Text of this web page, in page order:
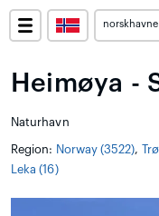
Heimøya -
Naturhavn
Region: Norway (3522),
Leka (16)